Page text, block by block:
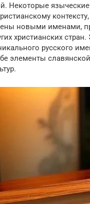
Некоторые
контексту,
новыми именами,
христианских
русского
элементы